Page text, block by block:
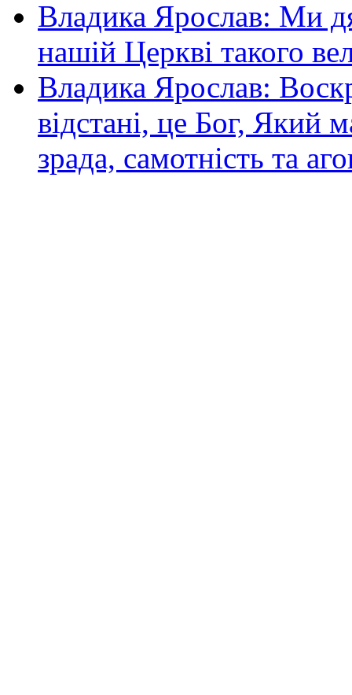
Владика Ярослав: Ми
нашій Церкві такого
Владика Ярослав:
відстані, це Бог, Який
зрада, самотність та